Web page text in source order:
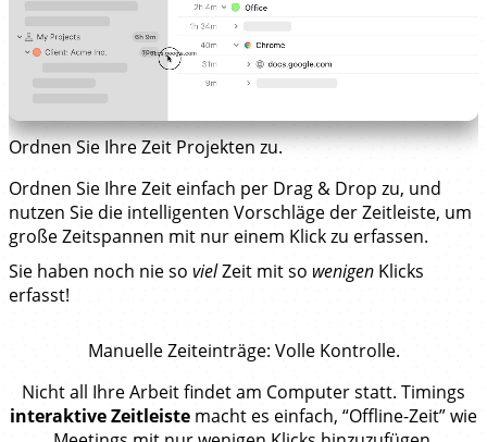
Ordnen Sie Ihre Zeit Projekten zu.
Ordnen Sie Ihre Zeit einfach per Drag & Drop zu, und
nutzen Sie die intelligenten Vorschläge der Zeitleiste, um
große Zeitspannen mit nur einem Klick zu erfassen.
Sie haben noch nie so vielZeit mit so wenigen Klicks
erfasst!
Manuelle Zeiteinträge: Volle Kontrolle.
Nicht all Ihre Arbeit findet am Computer statt. Timings
interaktive Zeitleiste macht es einfach, “Offline-Zeit” wie